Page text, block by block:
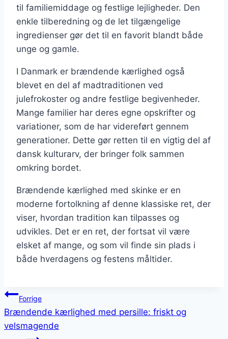
til familiemiddage og festlige lejligheder. Den
enkle tilberedning og de let tilgængelige
ingredienser gør det til en favorit blandt både
unge og gamle.
I Danmark er brændende kærlighed også
blevet en del af madtraditionen ved
julefrokoster og andre festlige begivenheder.
Mange familier har deres egne opskrifter og
variationer, som de har videreført gennem
generationer. Dette gør retten til en vigtig del af
dansk kulturarv, der bringer folk sammen
omkring bordet.
Brændende kærlighed med skinke er en
moderne fortolkning af denne klassiske ret, der
viser, hvordan tradition kan tilpasses og
udvikles. Det er en ret, der fortsat vil være
elsket af mange, og som vil finde sin plads i
både hverdagens og festens måltider.
Indlægsnavigation
Forrige
Brændende kærlighed med persille: friskt og
velsmagende